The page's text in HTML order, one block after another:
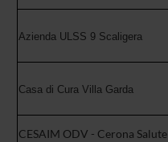
Azienda ULSS 9 Scaligera
Casa di Cura Villa Garda
CESAIM ODV - Cerona Salute